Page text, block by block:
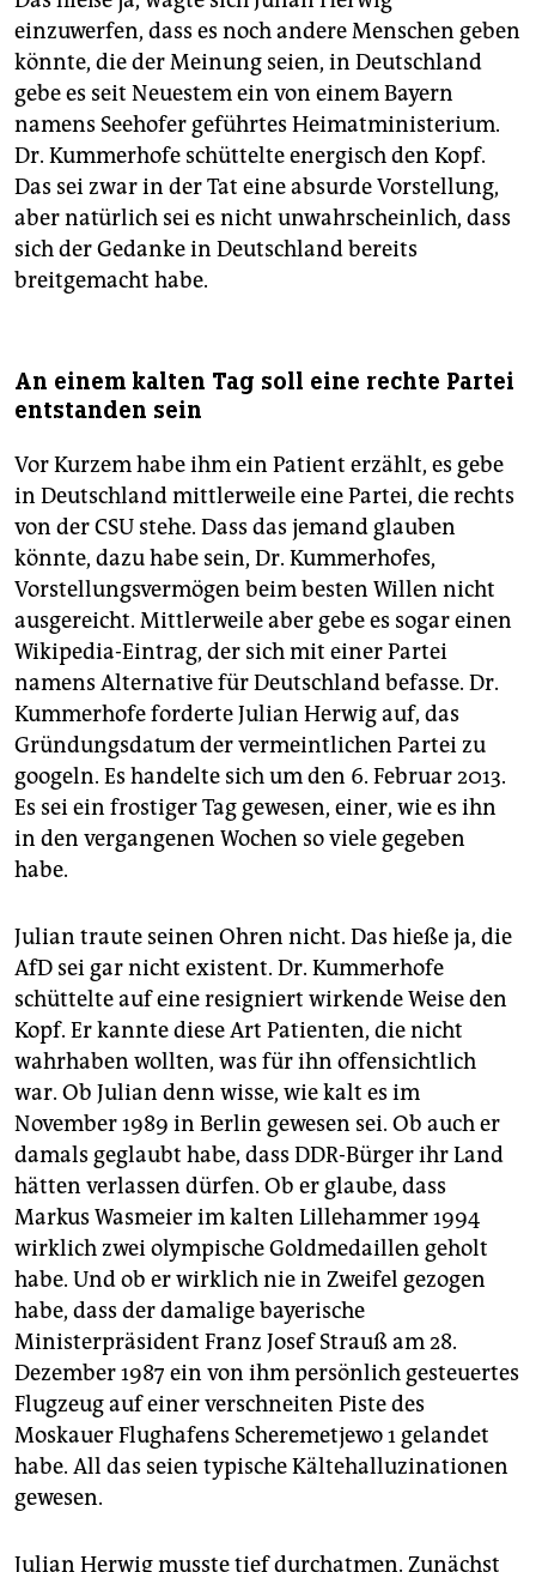
einzuwerfen, dass es noch andere Menschen geben
könnte, die der Meinung seien, in Deutschland
gebe es seit Neuestem ein von einem Bayern
namens Seehofer geführtes Heimatministerium.
Dr. Kummerhofe schüttelte energisch den Kopf.
Das sei zwar in der Tat eine absurde Vorstellung,
aber natürlich sei es nicht unwahrscheinlich, dass
sich der Gedanke in Deutschland bereits
breitgemacht habe.
An einem kalten Tag soll eine rechte Partei
entstanden sein
Vor Kurzem habe ihm ein Patient erzählt, es gebe
in Deutschland mittlerweile eine Partei, die rechts
von der CSU stehe. Dass das jemand glauben
könnte, dazu habe sein, Dr. Kummerhofes,
Vorstellungsvermögen beim besten Willen nicht
ausgereicht. Mittlerweile aber gebe es sogar einen
Wikipedia-Eintrag, der sich mit einer Partei
namens Alternative für Deutschland befasse. Dr.
Kummerhofe forderte Julian Herwig auf, das
Gründungsdatum der vermeintlichen Partei zu
googeln. Es handelte sich um den 6. Februar 2013.
Es sei ein frostiger Tag gewesen, einer, wie es ihn
in den vergangenen Wochen so viele gegeben
habe.
Julian traute seinen Ohren nicht. Das hieße ja, die
AfD sei gar nicht existent. Dr. Kummerhofe
schüttelte auf eine resigniert wirkende Weise den
Kopf. Er kannte diese Art Patienten, die nicht
wahrhaben wollten, was für ihn offensichtlich
war. Ob Julian denn wisse, wie kalt es im
November 1989 in Berlin gewesen sei. Ob auch er
damals geglaubt habe, dass DDR-Bürger ihr Land
hätten verlassen dürfen. Ob er glaube, dass
Markus Wasmeier im kalten Lillehammer 1994
wirklich zwei olympische Goldmedaillen geholt
habe. Und ob er wirklich nie in Zweifel gezogen
habe, dass der damalige bayerische
Ministerpräsident Franz Josef Strauß am 28.
Dezember 1987 ein von ihm persönlich gesteuertes
Flugzeug auf einer verschneiten Piste des
Moskauer Flughafens Scheremetjewo 1 gelandet
habe. All das seien typische Kältehalluzinationen
gewesen.
Julian Herwig musste tief durchatmen. Zunächst